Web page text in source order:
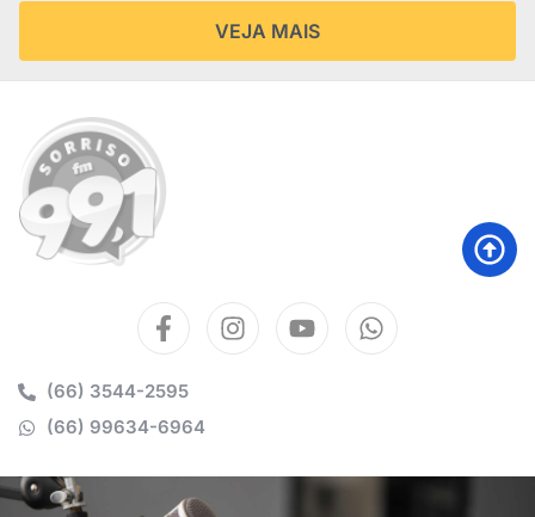
VEJA MAIS
(66) 3544-2595
(66) 99634-6964